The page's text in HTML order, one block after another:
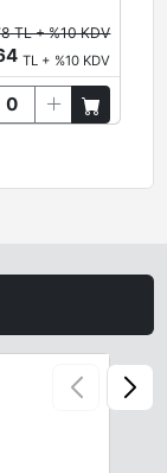
TL + %10 KDV
TL + %10 KDV